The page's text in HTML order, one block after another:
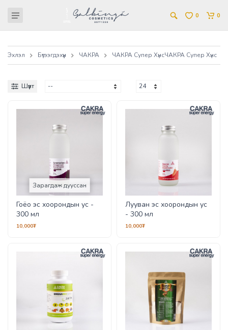
0 0
Эхлэл Бүтээгдэхүүн ЧАКРА ЧАКРА Супер ХүнсЧАКРА Супер Хүнс
Шүүлт
Зарагдаж дууссан
Гоёо эс хоорондын ус -
300 мл
10,000₮
Лууван эс хоорондын ус
- 300 мл
10,000₮